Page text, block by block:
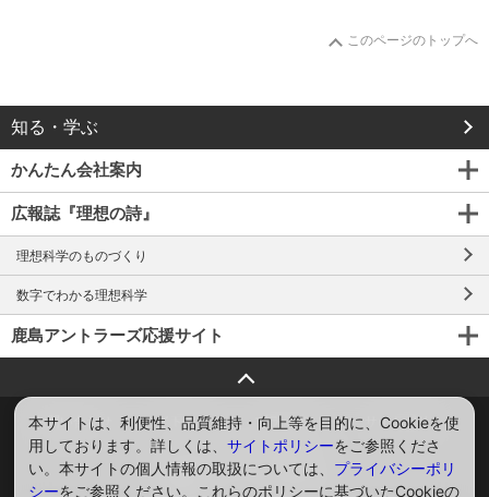
このページのトップへ
知る・学ぶ
かんたん会社案内
広報誌『理想の詩』
理想科学のものづくり
数字でわかる理想科学
鹿島アントラーズ応援サイト
ページトップへ戻る
お問い合わせ サイトマップ プライバシー
サイトポリシー
ソーシャルメディアポリシー
Global English
本サイトは、利便性、品質維持・向上等を目的に、Cookieを使
用しております。詳しくは、サイトポリシーをご参照くださ
い。本サイトの個人情報の取扱については、 プライバシーポリ
シーをご参照ください。これらのポリシーに基づいたCookieの